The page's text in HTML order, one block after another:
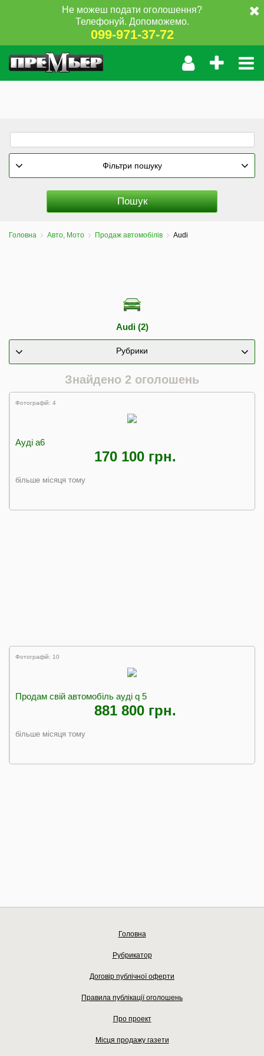
Не можеш подати оголошення?
Телефонуй. Допоможемо.
099-971-37-72
Фільтри пошуку
Головна Авто, Мото Продаж автомобілів Audi
Audi (2)
Рубрики
Знайдено 2 оголошень
Фотографій: 4
Ауді а6
170 100 грн.
більше місяця тому
Фотографій: 10
Продам свій автомобіль ауді q 5
881 800 грн.
більше місяця тому
Головна
Рубрикатор
Договір публічної оферти
Правила публікації оголошень
Про проект
Місця продажу газети